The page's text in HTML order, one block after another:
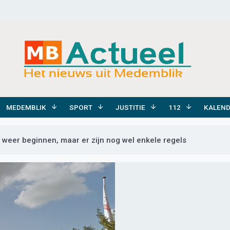
MEDEMBLIK SPORT JUSTITIE 112
weer beginnen, maar er zijn nog wel enkele regels